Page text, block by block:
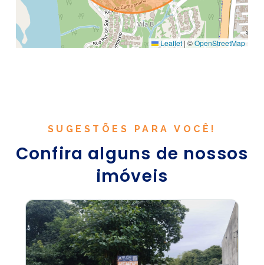
Leaflet | ©OpenStreetMap
SUGESTÕES PARA VOCÊ!
Confira alguns de nossos
imóveis